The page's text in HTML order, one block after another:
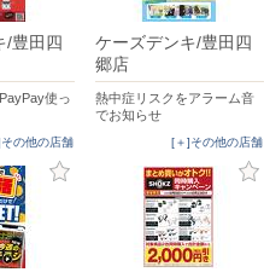
/豊田四
使っ
の他の店舗
ケーズデンキ/豊田四
郷店
熱中症リスクをアラーム音
でお知らせ
[＋]その他の店舗